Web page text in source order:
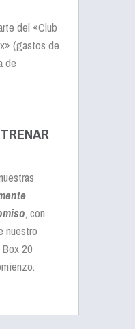
del «Club
(gastos de
de
, con
nuestro
20